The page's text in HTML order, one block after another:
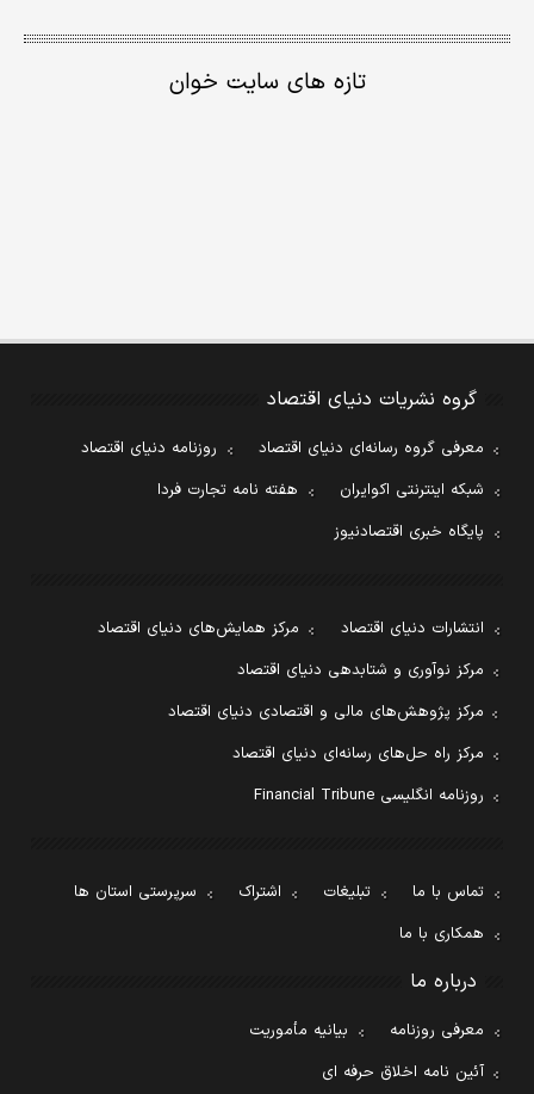
تازه های سایت خوان
گروه نشریات دنیای اقتصاد
معرفی گروه رسانه‌ای دنیای اقتصاد
روزنامه دنیای اقتصاد
شبکه اینترنتی اکوایران
هفته نامه تجارت فردا
پایگاه خبری اقتصادنیوز
انتشارات دنیای اقتصاد
مرکز همایش‌های دنیای اقتصاد
مرکز نوآوری و شتابدهی دنیای اقتصاد
مرکز پژوهش‌های مالی و اقتصادی دنیای اقتصاد
مرکز راه حل‌های رسانه‌ای دنیای اقتصاد
روزنامه انگلیسی Financial Tribune
تماس با ما تبلیغات اشتراک
سرپرستی استان ها
همکاری با ما
درباره ما
معرفی روزنامه
بیانیه مأموریت
آئین نامه اخلاق حرفه ای